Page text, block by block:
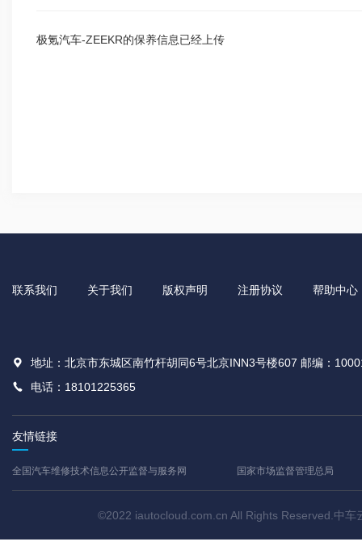
极氪汽车-ZEEKR的保养信息已经上传
联系我们 关于我们 版权声明 注册协议 帮助中心
地址：北京市东城区南竹杆胡同6号北京INN3号楼607 邮编：
电话：18101225365
友情链接
全国汽车维修技术信息公开监督与服务网 国家市场监督管理总局
©2022 iautocloud.com.cn All Rights Reserved.中